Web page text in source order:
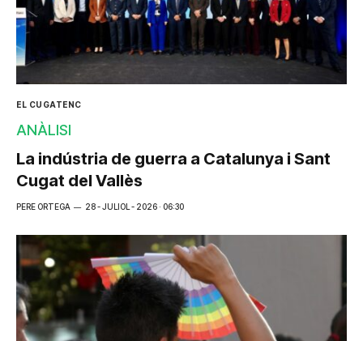
EL CUGATENC
ANÀLISI
La indústria de guerra a Catalunya i Sant
Cugat del Vallès
PERE ORTEGA 28 - JULIOL - 2026 · 06:30